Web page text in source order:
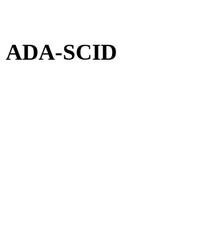
ADA-SCID